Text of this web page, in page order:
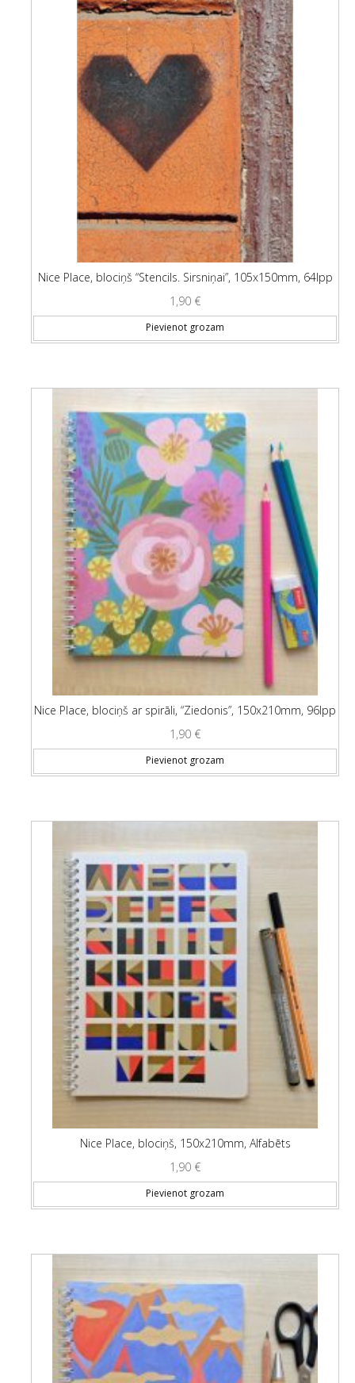
Nice Place, blociņš “Stencils. Sirsniņai”, 105x150mm, 64lpp
1,90 €
Pievienot grozam
Nice Place, blociņš ar spirāli, “Ziedonis”, 150x210mm, 96lpp
1,90 €
Pievienot grozam
Nice Place, blociņš, 150x210mm, Alfabēts
1,90 €
Pievienot grozam